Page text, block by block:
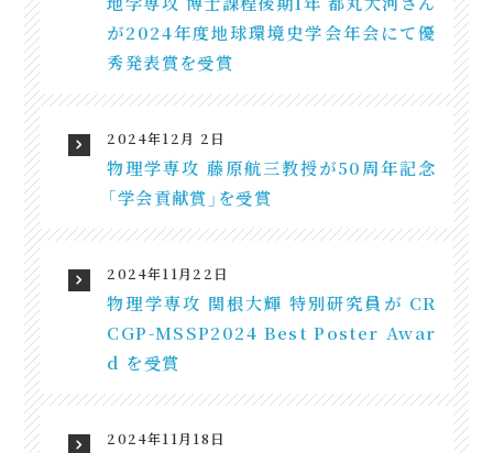
が2024年度地球環境史学会年会にて優
秀発表賞を受賞
2024年12月 2日
物理学専攻 藤原航三教授が50周年記念
「学会貢献賞」を受賞
2024年11月22日
物理学専攻 関根大輝 特別研究員が CR
CGP-MSSP2024 Best Poster Awar
d を受賞
2024年11月18日